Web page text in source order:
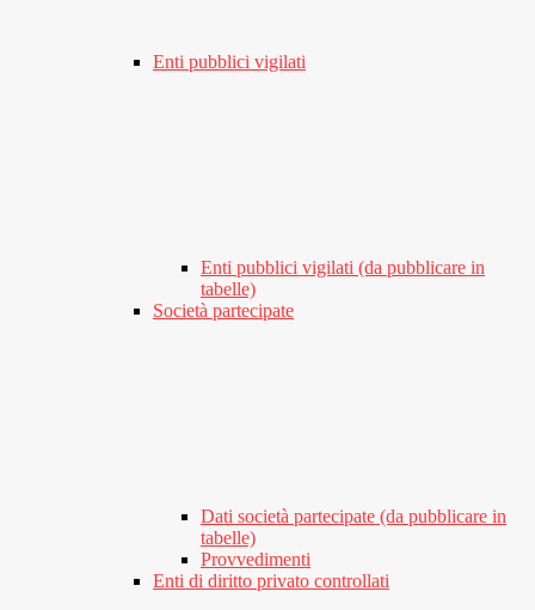
Enti pubblici vigilati
Enti pubblici vigilati (da pubblicare in
tabelle)
Società partecipate
Dati società partecipate (da pubblicare in
tabelle)
Provvedimenti
Enti di diritto privato controllati